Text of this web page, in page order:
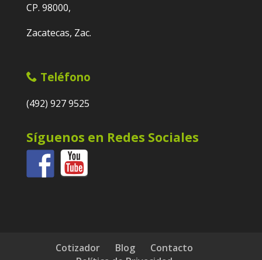
CP. 98000,
Zacatecas, Zac.
Teléfono
(492) 927 9525
Síguenos en Redes Sociales
Cotizador Blog
Contacto